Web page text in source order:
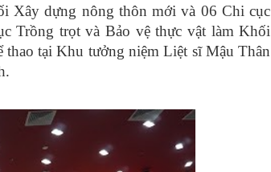
Xây dựng nông thôn mới và 06 Chi cục
Trồng trọt và Bảo vệ thực vật làm Khối
thao tại Khu tưởng niệm Liệt sĩ Mậu Thân